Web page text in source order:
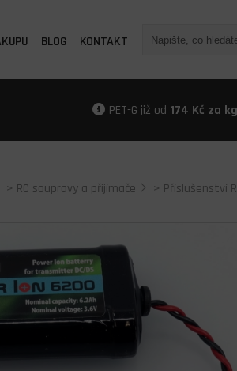
BLOG KONTAKT
PET-G již od 174 Kč za kg
> RC soupravy a přijímače > Příslušenství